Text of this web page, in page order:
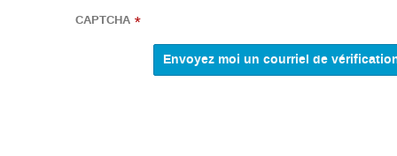
CAPTCHA *